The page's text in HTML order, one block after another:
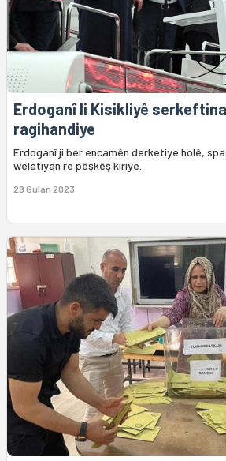
Erdoganî li Kisikliyê
ragihandiye
Erdoganî ji ber encamên derketiye holê,
welatiyan re pêşkêş kiriye.
28 Gulan 2023